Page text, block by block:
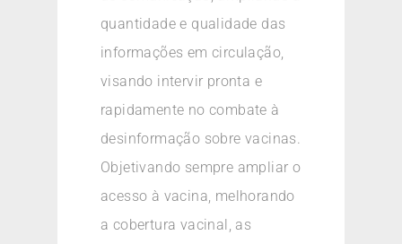
quantidade e qualidade das
informações em circulação,
visando intervir pronta e
rapidamente no combate à
desinformação sobre vacinas.
Objetivando sempre ampliar o
acesso à vacina, melhorando
a cobertura vacinal, as